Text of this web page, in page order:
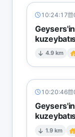
10:24:17
4.9 km
10:20:46
1.9 km